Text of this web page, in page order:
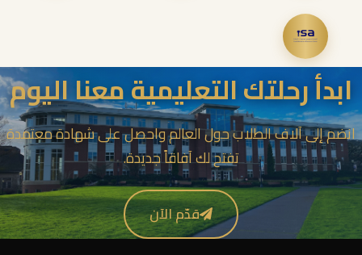
ابدأ رحلتك التعليمية معنا اليوم
انضم إلى آلاف الطلاب حول العالم واحصل على شهادة معتمدة
تفتح لك آفاقاً جديدة.
قدّم الآن